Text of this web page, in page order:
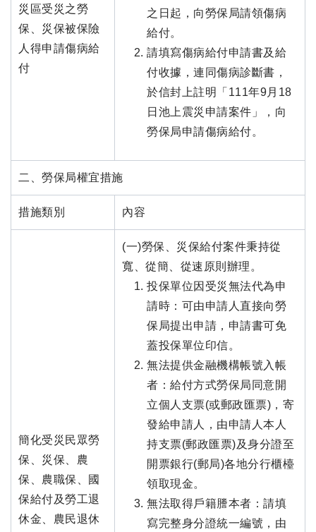
災區受災之勞
保、災保被保險
人得申請傷病給
付
之日起，向勞保局請領傷病
給付。
請填寫傷病給付申請書及給
付收據，連同傷病診斷書，
於信封上註明「111年9月18
日池上震災申請案件」，向
勞保局申請傷病給付。
二、勞保局權宜措施
措施類別 內容
簡化受災民眾勞
保、災保、農
保、農職保、國
保給付及勞工退
休金、農民退休
(一)勞保、災保給付案件秉持從
寬、從簡、從速原則辦理。
投保單位因受災無法代為申
請時：可由申請人直接向勞
保局提出申請，申請書可免
蓋投保單位印信。
無法提供金融機構帳號入帳
者：給付方式勞保局同意開
立個人支票(或郵政匯票)，寄
發給申請人，由申請人本人
持支票(郵政匯票)及身分證至
開票銀行(郵局)各地分行櫃檯
領取現金。
無法取得戶籍謄本者：請填
寫完整身分證統一編號，由